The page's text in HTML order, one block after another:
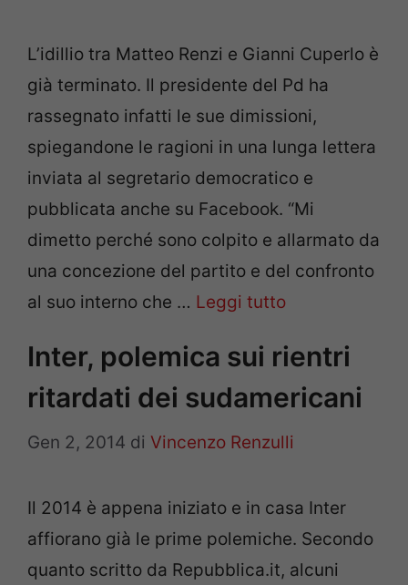
L’idillio tra Matteo Renzi e Gianni Cuperlo è
già terminato. Il presidente del Pd ha
rassegnato infatti le sue dimissioni,
spiegandone le ragioni in una lunga lettera
inviata al segretario democratico e
pubblicata anche su Facebook. “Mi
dimetto perché sono colpito e allarmato da
una concezione del partito e del confronto
al suo interno che … Leggi tutto
Inter, polemica sui rientri
ritardati dei sudamericani
Gen 2, 2014 di Vincenzo Renzulli
Il 2014 è appena iniziato e in casa Inter
affiorano già le prime polemiche. Secondo
quanto scritto da Repubblica.it, alcuni